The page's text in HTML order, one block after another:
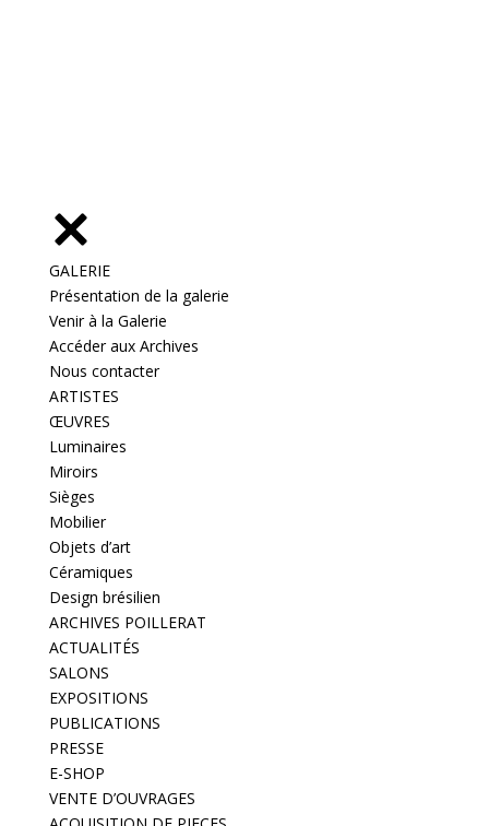
GALERIE
Présentation de la galerie
Venir à la Galerie
Accéder aux Archives
Nous contacter
ARTISTES
ŒUVRES
Luminaires
Miroirs
Sièges
Mobilier
Objets d’art
Céramiques
Design brésilien
ARCHIVES POILLERAT
ACTUALITÉS
SALONS
EXPOSITIONS
PUBLICATIONS
PRESSE
E-SHOP
VENTE D’OUVRAGES